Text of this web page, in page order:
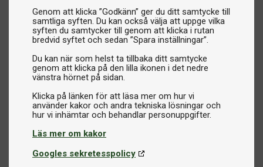
Genom att klicka ”Godkänn” ger du ditt samtycke till
samtliga syften. Du kan också välja att uppge vilka
syften du samtycker till genom att klicka i rutan
bredvid syftet och sedan ”Spara inställningar”.
Du kan när som helst ta tillbaka ditt samtycke
genom att klicka på den lilla ikonen i det nedre
vänstra hörnet på sidan.
Klicka på länken för att läsa mer om hur vi
använder kakor och andra tekniska lösningar och
Läs mer om kakor
Googles sekretesspolicy